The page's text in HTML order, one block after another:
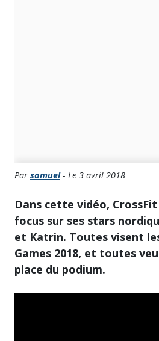
Par samuel- Le 3 avril 2018
Dans cette vidéo,
focus sur ses stars
et Katrin. Toutes visent
Games 2018, et toutes
place du podium.